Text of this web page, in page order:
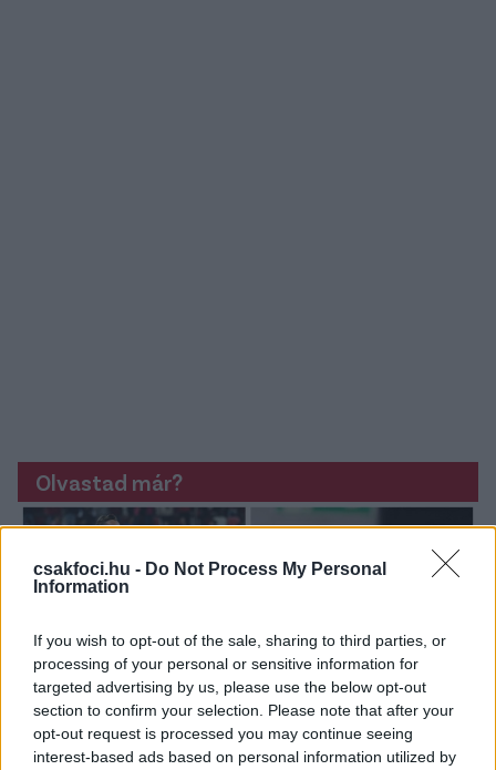
csakfoci.hu - Do Not Process My Personal
Information
If you wish to opt-out of the sale, sharing to third parties, or
processing of your personal or sensitive information for
targeted advertising by us, please use the below opt-out
section to confirm your selection. Please note that after your
opt-out request is processed you may continue seeing
interest-based ads based on personal information utilized by
Olvastad már?